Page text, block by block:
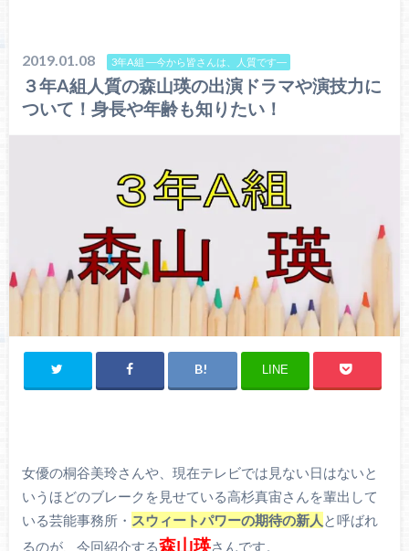
2019.01.08 3年A組 ―今から皆さんは、人質です―
３年A組人質の森山瑛の出演ドラマや演技力に
ついて！身長や年齢も知りたい！
LINE
女優の桐谷美玲さんや、現在テレビでは見ない日はないと
いうほどのブレークを見せている高杉真宙さんを輩出して
いる芸能事務所・ スウィートパワーの期待の新人 と呼ばれ
るのが、今回紹介する森山瑛さんです。